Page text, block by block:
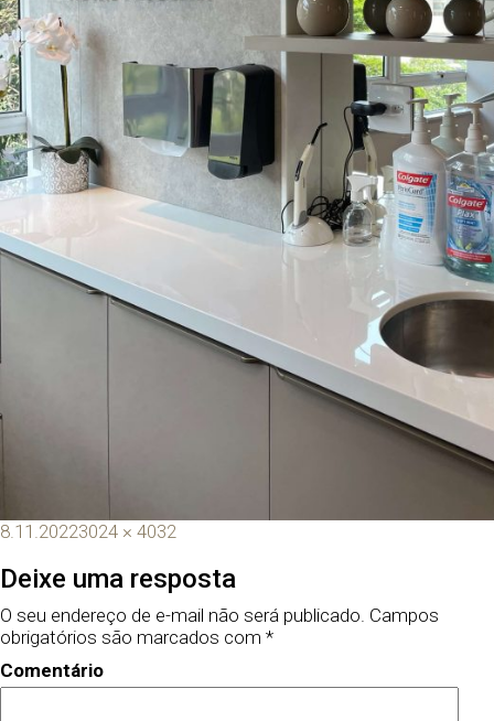
8.11.20223024 × 4032
Deixe uma resposta
O seu endereço de e-mail não será publicado. Campos
obrigatórios são marcados com *
Comentário